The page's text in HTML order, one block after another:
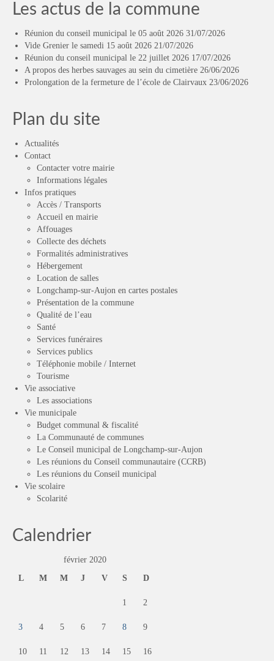
Les actus de la commune
Réunion du conseil municipal le 05 août 2026 31/07/2026
Vide Grenier le samedi 15 août 2026 21/07/2026
Réunion du conseil municipal le 22 juillet 2026 17/07/2026
A propos des herbes sauvages au sein du cimetière 26/06/2026
Prolongation de la fermeture de l’école de Clairvaux 23/06/2026
Plan du site
Actualités
Contact
Contacter votre mairie
Informations légales
Infos pratiques
Accès / Transports
Accueil en mairie
Affouages
Collecte des déchets
Formalités administratives
Hébergement
Location de salles
Longchamp-sur-Aujon en cartes postales
Présentation de la commune
Qualité de l’eau
Santé
Services funéraires
Services publics
Téléphonie mobile / Internet
Tourisme
Vie associative
Les associations
Vie municipale
Budget communal & fiscalité
La Communauté de communes
Le Conseil municipal de Longchamp-sur-Aujon
Les réunions du Conseil communautaire (CCRB)
Les réunions du Conseil municipal
Vie scolaire
Scolarité
Calendrier
février 2020
L
M M J V S D
1 2
3 4 5 6 7 8 9
10 11 12 13 14 15 16